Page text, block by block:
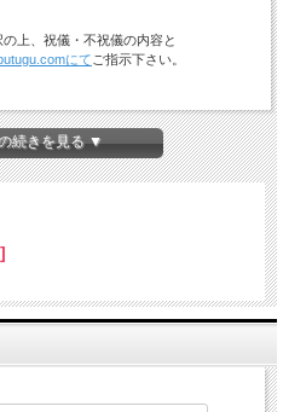
上、祝儀・不祝儀の内容と
にて ご指示下さい。
えることも可能です。
続きを見る ▼